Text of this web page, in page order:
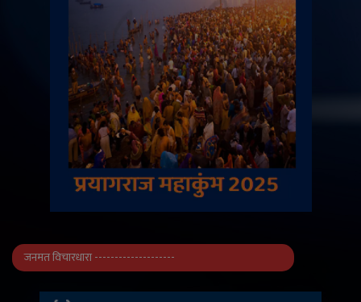
जनमत विचारधारा --------------------